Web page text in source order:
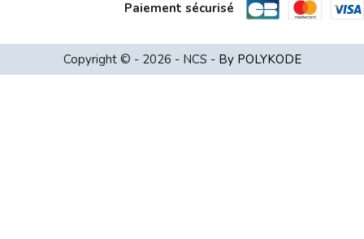
HDD Externe 2,5 2To USB3 SEAGATE Coul...
Paiement sécurisé
Copyright © - 2026 - NCS - By POLYKODE